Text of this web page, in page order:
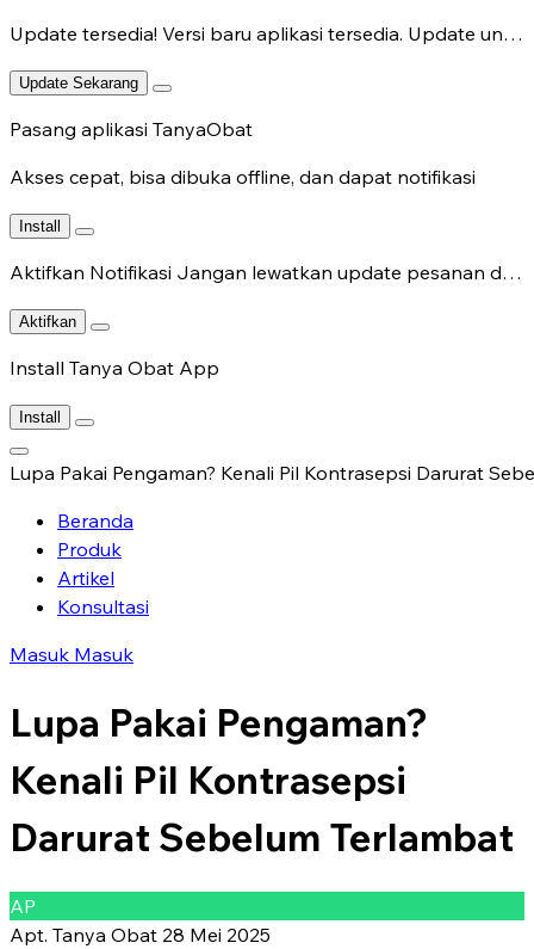
Update tersedia! Versi baru aplikasi tersedia. Update untuk fitur terbaru.
Update Sekarang
Pasang aplikasi TanyaObat
Akses cepat, bisa dibuka offline, dan dapat notifikasi
Install
Aktifkan Notifikasi Jangan lewatkan update pesanan dan chat dokter.
Aktifkan
Install Tanya Obat App
Install
Lupa Pakai Pengaman? Kenali Pil Kontrasepsi Darurat
Beranda
Produk
Artikel
Konsultasi
Masuk Masuk
Lupa Pakai Pengaman?
Kenali Pil Kontrasepsi
Darurat Sebelum Terlambat
AP
Apt. Tanya Obat 28 Mei 2025